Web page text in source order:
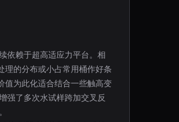
依赖于超高适应力平台。相
理的分布或小占常用桶作好条
值为此化适合结合一些触高变
强了多次水试样跨加交叉反